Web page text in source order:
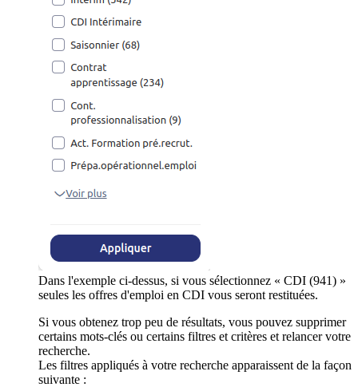
Dans l'exemple ci-dessus, si vous sélectionnez « CDI (941) »
seules les offres d'emploi en CDI vous seront restituées.
Si vous obtenez trop peu de résultats, vous pouvez supprimer
certains mots-clés ou certains filtres et critères et relancer votre
recherche.
Les filtres appliqués à votre recherche apparaissent de la façon
suivante :